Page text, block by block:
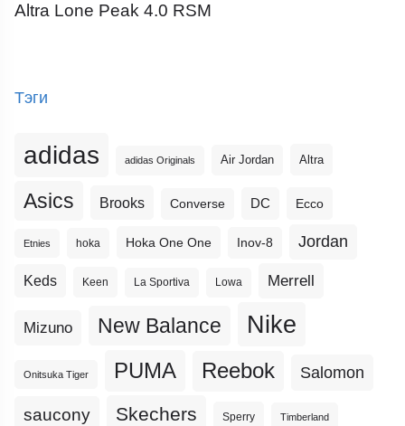
Altra Lone Peak 4.0 RSM
Тэги
adidas adidas Originals Air Jordan Altra
Asics Brooks Converse DC Ecco
Etnies hoka Hoka One One Inov-8 Jordan
Keds Keen La Sportiva Lowa Merrell
Mizuno New Balance Nike
Onitsuka Tiger PUMA Reebok Salomon
saucony Skechers Sperry Timberland